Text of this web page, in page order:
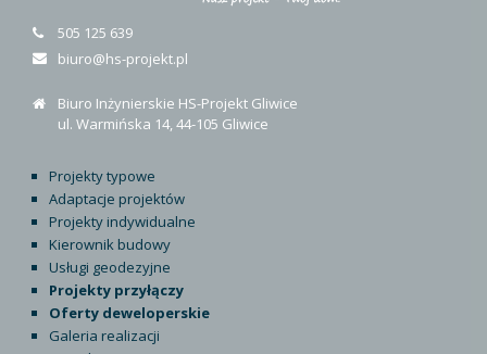
505 125 639
biuro@hs-projekt.pl
Biuro Inżynierskie HS-Projekt Gliwice
ul. Warmińska 14, 44-105 Gliwice
Projekty typowe
Adaptacje projektów
Projekty indywidualne
Kierownik budowy
Usługi geodezyjne
Projekty przyłączy
Oferty deweloperskie
Galeria realizacji